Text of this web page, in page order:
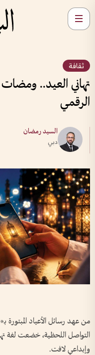
ثقافة
تهاني العيد..
الرقمي
السيد رمضان
دبي
من عهد رسائل الأعياد
التواصل اللحظية، خضعت لغة
وإبداعي لافت.